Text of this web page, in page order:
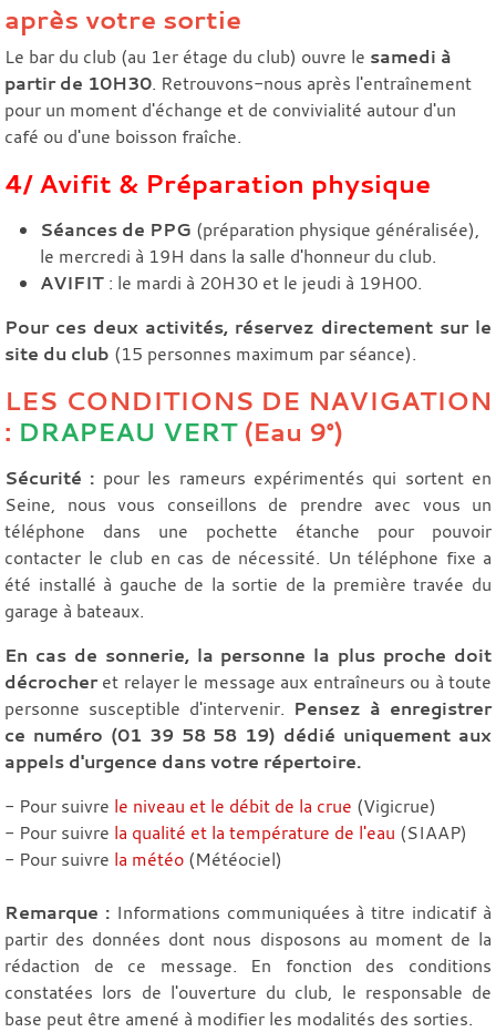
après votre sortie
Le bar du club (au 1er étage du club) ouvre le samedi à
partir de 10H30. Retrouvons-nous après l'entraînement
pour un moment d'échange et de convivialité autour d'un
café ou d'une boisson fraîche.
4/ Avifit & Préparation physique
Séances de PPG (préparation physique généralisée),
le mercredi à 19H dans la salle d'honneur du club.
AVIFIT : le mardi à 20H30 et le jeudi à 19H00.
Pour ces deux activités, réservez directement sur le
site du club (15 personnes maximum par séance).
LES CONDITIONS DE NAVIGATION
: DRAPEAU VERT (Eau 9°)
Sécurité : pour les rameurs expérimentés qui sortent en
Seine, nous vous conseillons de prendre avec vous un
téléphone dans une pochette étanche pour pouvoir
contacter le club en cas de nécessité. Un téléphone fixe a
été installé à gauche de la sortie de la première travée du
garage à bateaux.
En cas de sonnerie, la personne la plus proche doit
décrocheret relayer le message aux entraîneurs ou à toute
personne susceptible d'intervenir. Pensez à enregistrer
ce numéro (01 39 58 58 19) dédié uniquement aux
appels d'urgence dans votre répertoire.
- Pour suivre le niveau et le débit de la crue (Vigicrue)
- Pour suivre la qualité et la température de l'eau (SIAAP)
- Pour suivre la météo (Météociel)
Remarque :Informations communiquées à titre indicatif à
partir des données dont nous disposons au moment de la
rédaction de ce message. En fonction des conditions
constatées lors de l'ouverture du club, le responsable de
base peut être amené à modifier les modalités des sorties.